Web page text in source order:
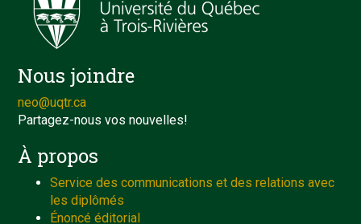
Nous joindre
neo@uqtr.ca
Partagez-nous vos nouvelles!
À propos
Service des communications et des relations avec
les diplômés
Énoncé éditorial